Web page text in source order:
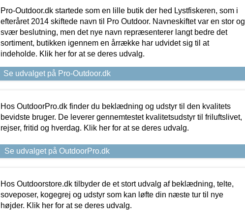
Pro-Outdoor.dk startede som en lille butik der hed Lystfiskeren, som i
efteråret 2014 skiftede navn til Pro Outdoor. Navneskiftet var en stor og
svær beslutning, men det nye navn repræsenterer langt bedre det
sortiment, butikken igennem en årrække har udvidet sig til at
indeholde. Klik her for at se deres udvalg.
Se udvalget på Pro-Outdoor.dk
Hos OutdoorPro.dk finder du beklædning og udstyr til den kvalitets
bevidste bruger. De leverer gennemtestet kvalitetsudstyr til friluftslivet,
rejser, fritid og hverdag. Klik her for at se deres udvalg.
Se udvalget på OutdoorPro.dk
Hos Outdoorstore.dk tilbyder de et stort udvalg af beklædning, telte,
soveposer, kogegrej og udstyr som kan løfte din næste tur til nye
højder. Klik her for at se deres udvalg.